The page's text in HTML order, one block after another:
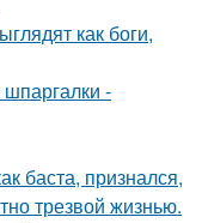
как боги,
-
баста, признался,
трезвой жизнью.